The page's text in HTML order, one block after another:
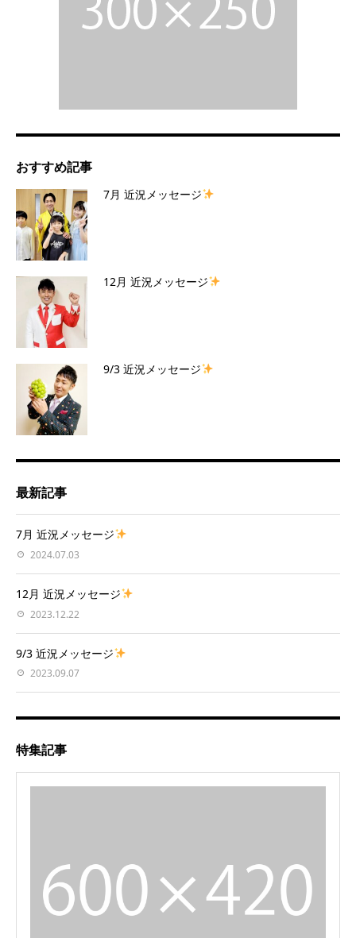
おすすめ記事
7月 近況メッセージ
12月 近況メッセージ
9/3 近況メッセージ
最新記事
7月 近況メッセージ
2024.07.03
12月 近況メッセージ
2023.12.22
9/3 近況メッセージ
2023.09.07
特集記事